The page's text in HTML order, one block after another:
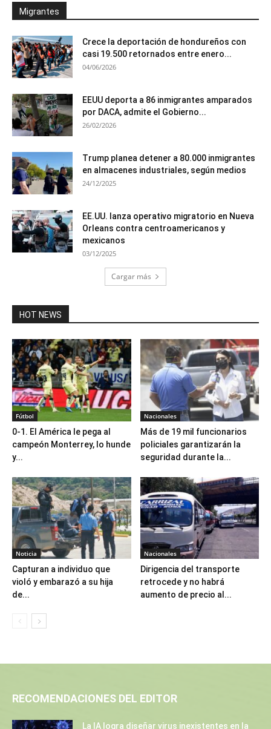
Migrantes
Crece la deportación de hondureños con
casi 19.500 retornados entre enero...
04/06/2026
EEUU deporta a 86 inmigrantes amparados
por DACA, admite el Gobierno...
26/02/2026
Trump planea detener a 80.000 inmigrantes
en almacenes industriales, según medios
24/12/2025
EE.UU. lanza operativo migratorio en Nueva
Orleans contra centroamericanos y
mexicanos
03/12/2025
Cargar más
HOT NEWS
Fútbol
0-1. El América le pega al
campeón Monterrey, lo hunde
y...
Nacionales
Más de 19 mil funcionarios
policiales garantizarán la
seguridad durante la...
Noticia
Capturan a individuo que
violó y embarazó a su hija
de...
Nacionales
Dirigencia del transporte
retrocede y no habrá
aumento de precio al...
RECOMENDACIONES DEL EDITOR
La IA logra diseñar virus inexistentes en la